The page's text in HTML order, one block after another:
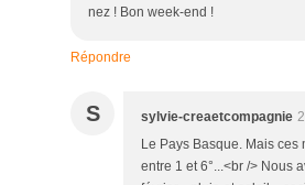
nez ! Bon week-end !
Répondre
S sylvie-creaetcompagnie
Le Pays Basque. Mais
entre 1 et 6°...<br /> Nous